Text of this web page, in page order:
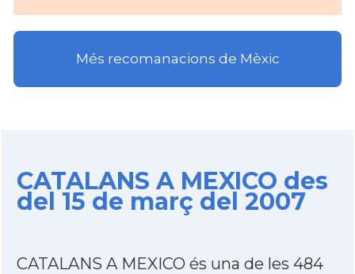
Més recomanacions de Mèxic
CATALANS A MEXICO des
del 15 de març del 2007
CATALANS A MEXICO és una de les 484